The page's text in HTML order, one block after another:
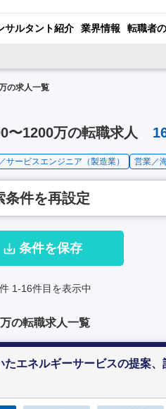
サルタント紹介 業界情報 転職者
の求人一覧
〜1200万の転職求人
サービスエンジニア（製造業） 営業／
条件を再設定
条件を保存
1-16件目を表示中
の転職求人一覧
エネルギーサービスの提案